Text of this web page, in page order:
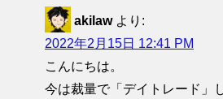
akilaw より:
2022年2月15日 12:41 PM
こんにちは。
今は裁量で「デイトレード」